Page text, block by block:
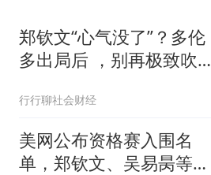
郑钦文“心气没了”？多伦
多出局后 ，别再极致吹捧
行行聊社会财经
美网公布资格赛入围名
单，郑钦文、吴易昺等入